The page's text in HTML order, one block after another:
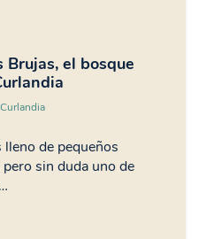
Brujas, el bosque
de pequeños
sin duda uno de